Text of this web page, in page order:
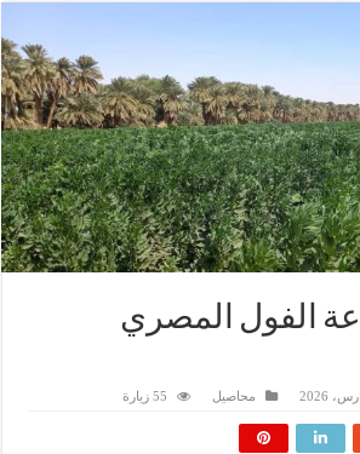
الفول المصري
محاصيل 55 زيارة